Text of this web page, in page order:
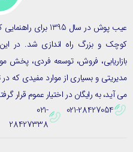
عیب پوش در سال 1395 برای
و بزرگ راه اندازی شد. در این
فروش، توسعه فردی، پخش
و بسیاری از موارد مفیدی که در
به رایگان در اختیار عموم قرار گرفته
021-28427054
021-
28427338